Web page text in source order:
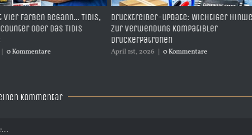
TiDis,
TiDis
Drucktreiber-Update: Wichtiger Hinweis
zur Verwendung kompatibler
Druckerpatronen
0 Kommentare
Epson
Kommentar